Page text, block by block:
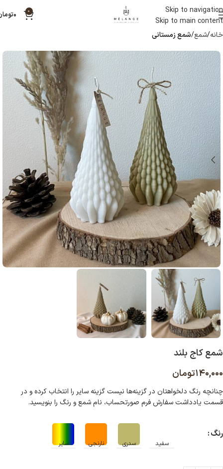
Skip to navigation
Skip to main content
0 ۰
خانه شمع شمع زمستانی
شمع کاج بلند
۱۴۰,۰۰۰تومان
چنانچه رنگ دلخواهتان در گزینه‌ها نیست گزینه سایر را انتخاب کرده و در
قسمت یادداشت سفارش فرم صورتحساب، نام شمع و رنگ را بنویسید.
رنگ